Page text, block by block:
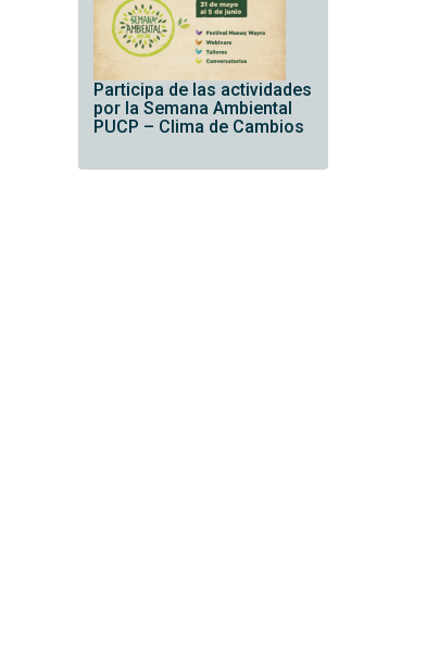
Participa de las actividades
por la Semana Ambiental
PUCP – Clima de Cambios